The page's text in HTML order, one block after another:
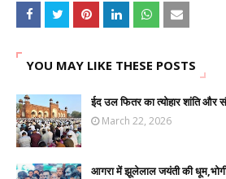
YOU MAY LIKE THESE POSTS
ईद उल फितर का त्योहार शांति और
March 22, 2026
आगरा में झूलेलाल जयंती की